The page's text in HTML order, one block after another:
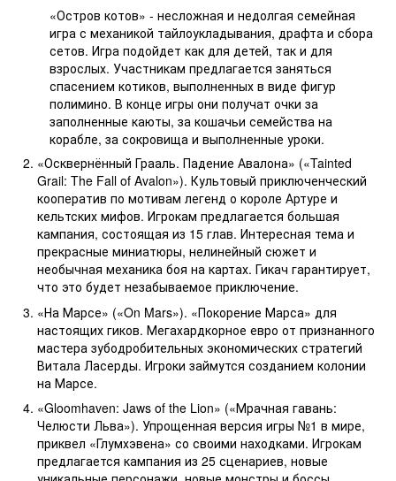
«Остров котов» - несложная и недолгая семейная
игра с механикой тайлоукладывания, драфта и сбора
сетов. Игра подойдет как для детей, так и для
взрослых. Участникам предлагается заняться
спасением котиков, выполненных в виде фигур
полимино. В конце игры они получат очки за
заполненные каюты, за кошачьи семейства на
корабле, за сокровища и выполненные уроки.
«Осквернённый Грааль. Падение Авалона» («Tainted
Grail: The Fall of Avalon»). Культовый приключенческий
кооператив по мотивам легенд о короле Артуре и
кельтских мифов. Игрокам предлагается большая
кампания, состоящая из 15 глав. Интересная тема и
прекрасные миниатюры, нелинейный сюжет и
необычная механика боя на картах. Гикач гарантирует,
что это будет незабываемое приключение.
«На Марсе» («On Mars»). «Покорение Марса» для
настоящих гиков. Мегахардкорное евро от признанного
мастера зубодробительных экономических стратегий
Витала Ласерды. Игроки займутся созданием колонии
на Марсе.
«Gloomhaven: Jaws of the Lion» («Мрачная гавань:
Челюсти Льва»). Упрощенная версия игры №1 в мире,
приквел «Глумхэвена» со своими находками. Игрокам
предлагается кампания из 25 сценариев, новые